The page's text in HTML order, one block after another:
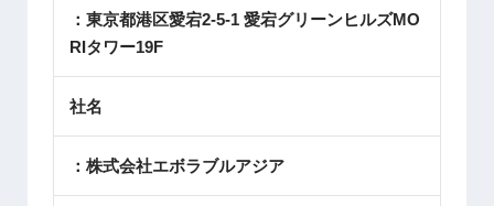
：東京都港区愛宕2-5-1 愛宕グリーンヒルズMO
RIタワー19F
社名
：株式会社エボラブルアジア